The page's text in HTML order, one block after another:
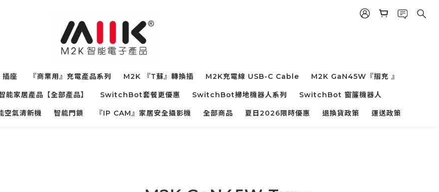
座 『商業用』充電產品系列 M2K 『T蘇』轉換插 M2K充電線 USB-C Cable M2K GaN45W『摺充 』
家居產品【全部產品】 SwitchBot套餐更優惠 SwitchBot掃地機器人系列 SwitchBot 窗簾機器人
氣清新機 智能門鎖 『IP CAM』家居安全攝影機 全部商品 夏日2026限時優惠 退換貨政策 運送政策